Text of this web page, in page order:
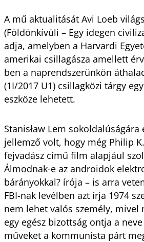
A mű aktualitását Avi Loeb
(Földönkívüli – Egy idegen
adja, amelyben a Harvardi
amerikai csillagásza amellett
ben a naprendszerünkön
(1I/2017 U1) csillagközi tárgy
eszköze lehetett.
Stanisław Lem
jellemző volt, hogy még Philip
fejvadász című film alapjául
Álmodnak-e az androidok
bárányokkal? írója – is arra
FBI-nak levélben azt írja 1974
nem lehet valós személy, mivel
egy egész bizottság ontja a
műveket a kommunista párt